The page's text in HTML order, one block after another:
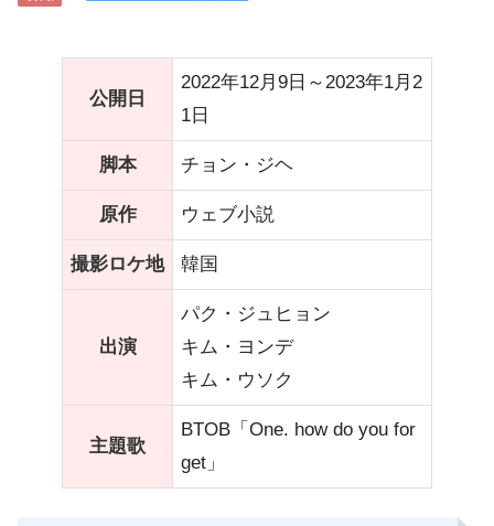
公開日
2022年12月9日～2023年1月2
1日
脚本 チョン・ジヘ
原作 ウェブ小説
撮影ロケ地 韓国
出演
パク・ジュヒョン
キム・ヨンデ
キム・ウソク
主題歌
BTOB「One. how do you for
get」